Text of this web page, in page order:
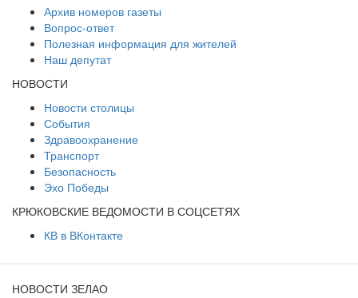
Архив номеров газеты
Вопрос-ответ
Полезная информация для жителей
Наш депутат
НОВОСТИ
Новости столицы
События
Здравоохранение
Транспорт
Безопасность
Эхо Победы
КРЮКОВСКИЕ ВЕДОМОСТИ В СОЦСЕТЯХ
КВ в ВКонтакте
НОВОСТИ ЗЕЛАО